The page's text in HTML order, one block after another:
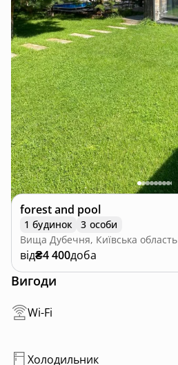
forest and pool
1 будинок
3 особи
Вища Дубечня, Київська область
від₴4 400доба
Вигоди
Wi-Fi
Холодильник